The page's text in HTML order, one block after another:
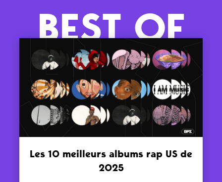
BEST OF
Les 10 meilleurs albums rap US de
2025